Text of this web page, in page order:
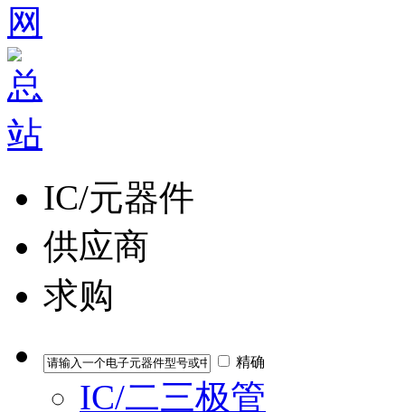
IC/元器件
供应商
求购
精确
IC/二三极管